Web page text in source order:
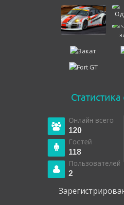
Статистика
Онлайн всего
120
Гостей
118
Пользователей
2